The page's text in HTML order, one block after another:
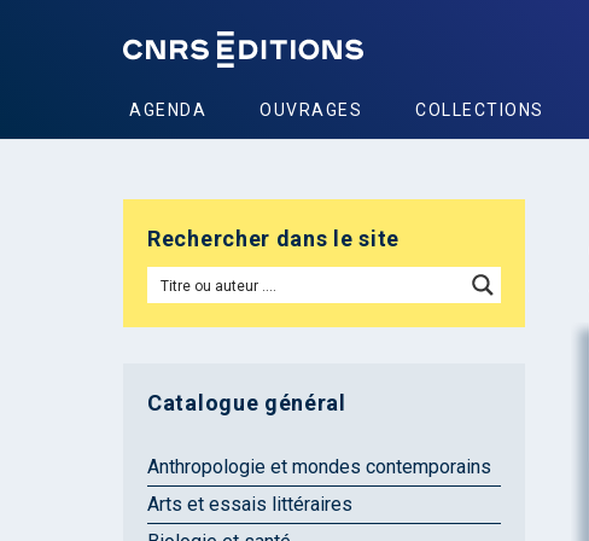
AGENDA OUVRAGES COLLECTIONS
Rechercher dans le site
Catalogue général
Anthropologie et mondes contemporains
Arts et essais littéraires